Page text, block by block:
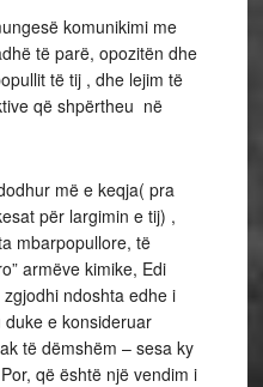
komunikimi me
të parë, opozitën dhe
të tij , dhe lejim të
që shpërtheu në
më e keqja( pra
për largimin e tij) ,
mbarpopullore, të
armëve kimike, Edi
ndoshta edhe i
e konsideruar
të dëmshëm – sesa ky
që është një vendim i